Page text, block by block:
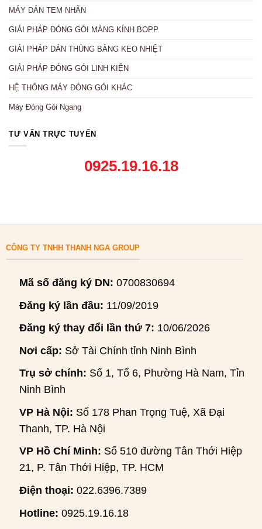
MÁY DÁN TEM NHÃN
GIẢI PHÁP ĐÓNG GÓI MÀNG KÍNH BOPP
GIẢI PHÁP DÁN THÙNG BẰNG KEO NHIỆT
GIẢI PHÁP ĐÓNG GÓI LINH KIỆN
HỆ THỐNG MÁY ĐÓNG GÓI KHÁC
Máy Đóng Gói Ngang
TƯ VẤN TRỰC TUYẾN
0925.19.16.18
CÔNG TY TNHH THANH NGA GROUP
Mã số đăng ký DN: 0700830694
Đăng ký lần đầu: 11/09/2019
Đăng ký thay đổi lần thứ 7: 10/06/2026
Nơi cấp: Sở Tài Chính tỉnh Ninh Bình
Trụ sở chính: Số 1, Tổ 6, Phường Hà Nam, Tỉnh
Ninh Bình
VP Hà Nội: Số 178 Phan Trọng Tuệ, Xã Đại
Thanh, TP. Hà Nội
VP Hồ Chí Minh: Số 510 đường Tân Thới Hiệp
21, P. Tân Thới Hiệp, TP. HCM
Điện thoại: 022.6396.7389
Hotline: 0925.19.16.18